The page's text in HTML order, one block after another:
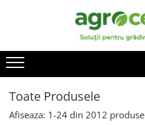
Toate Produsele
Seminte de legume
Ardei
Broccoli
Castraveti
Ingrasaminte
Irigatii
Plante furajere
Turba
Toate Produsele
Afiseaza: 1-24 din 2012 produse